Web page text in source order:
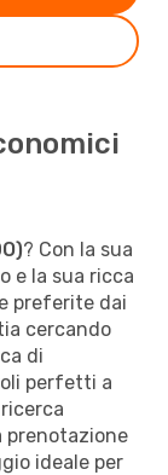
? Con la sua
e la sua ricca
preferite dai
cercando
di
perfetti a
prenotazione
ideale per